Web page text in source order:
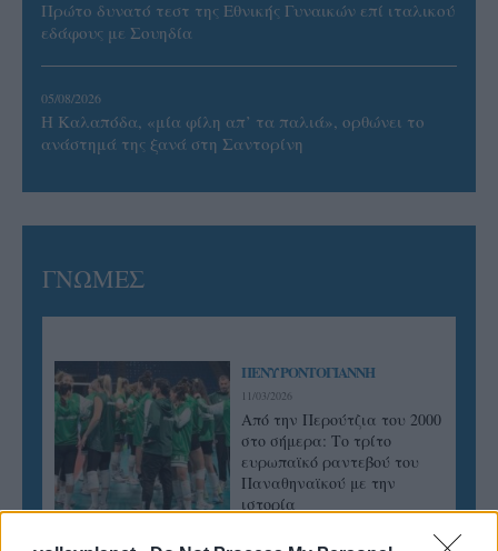
Πρώτο δυνατό τεστ της Εθνικής Γυναικών επί ιταλικού
εδάφους με Σουηδία
05/08/2026
Η Καλαπόδα, «μία φίλη απ’ τα παλιά», ορθώνει το
ανάστημά της ξανά στη Σαντορίνη
ΓΝΩΜΕΣ
ΠΕΝΥ ΡΟΝΤΟΓΙΑΝΝΗ
11/03/2026
Από την Περούτζια του 2000
στο σήμερα: Tο τρίτο
ευρωπαϊκό ραντεβού του
Παναθηναϊκού με την
ιστορία